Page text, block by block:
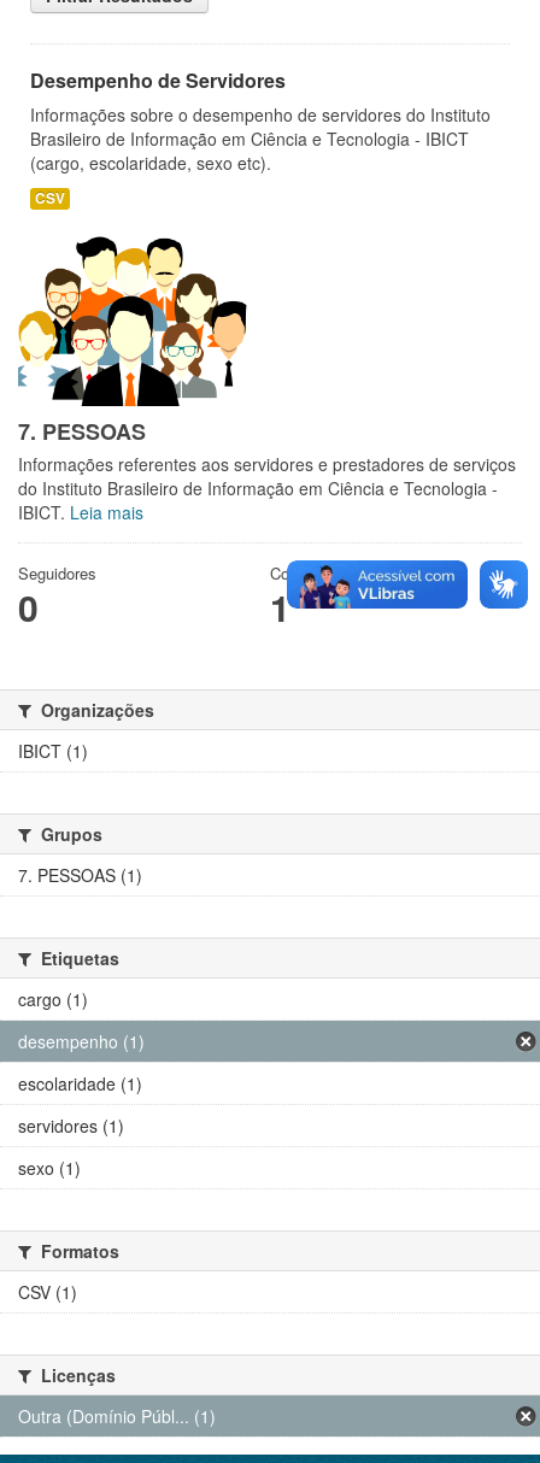
Desempenho de Servidores
Informações sobre o desempenho de servidores do Instituto
Brasileiro de Informação em Ciência e Tecnologia - IBICT
(cargo, escolaridade, sexo etc).
CSV
7. PESSOAS
Informações referentes aos servidores e prestadores de serviços
do Instituto Brasileiro de Informação em Ciência e Tecnologia -
IBICT. Leia mais
Seguidores
0
Conjuntos de dados
1
Organizações
IBICT (1)
Grupos
7. PESSOAS (1)
Etiquetas
cargo (1)
desempenho (1)
escolaridade (1)
servidores (1)
sexo (1)
Formatos
CSV (1)
Licenças
Outra (Domínio Públ... (1)